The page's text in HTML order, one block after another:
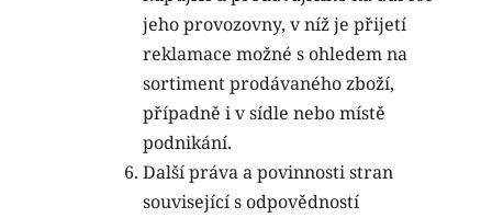
jeho provozovny, v níž je přijetí
reklamace možné s ohledem na
sortiment prodávaného zboží,
případně i v sídle nebo místě
podnikání.
Další práva a povinnosti stran
související s odpovědností